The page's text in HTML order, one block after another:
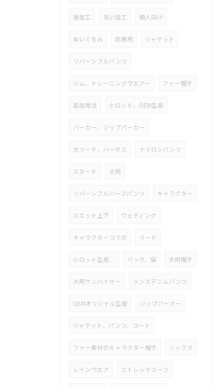
後加工 洗い加工 個人向け
ぬいぐるみ 防寒用 ジャケット
リバーシブルパンツ
ジム、トレーニングウエアー ファー帽子
追加発注 小ロット、OEM生産
パーカー、ジップパーカー
犬リード、ハーネス ナイロンパンツ
スヌード 犬用
リバーシブルハーフパンツ キャラクター
スエット上下 ウェディング
キャラクターコラボ リード
小ロット生産、 バッグ、袋 犬用帽子
犬用サンバイザー メンズデニムパンツ
OEMオリジナル生産 ジップパーカー
ジャケット、パンツ、コート
ファー素材のキャラクター帽子 ソックス
レインウエア ストレッチスーツ